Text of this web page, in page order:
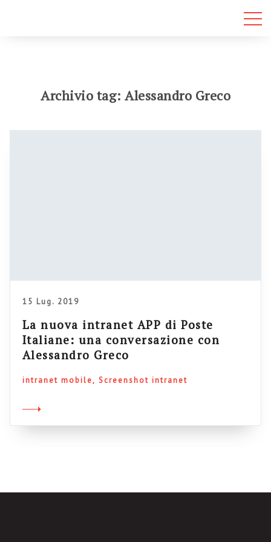
Archivio tag: Alessandro Greco
15 Lug. 2019
La nuova intranet APP di Poste
Italiane: una conversazione con
Alessandro Greco
intranet mobile Screenshot intranet